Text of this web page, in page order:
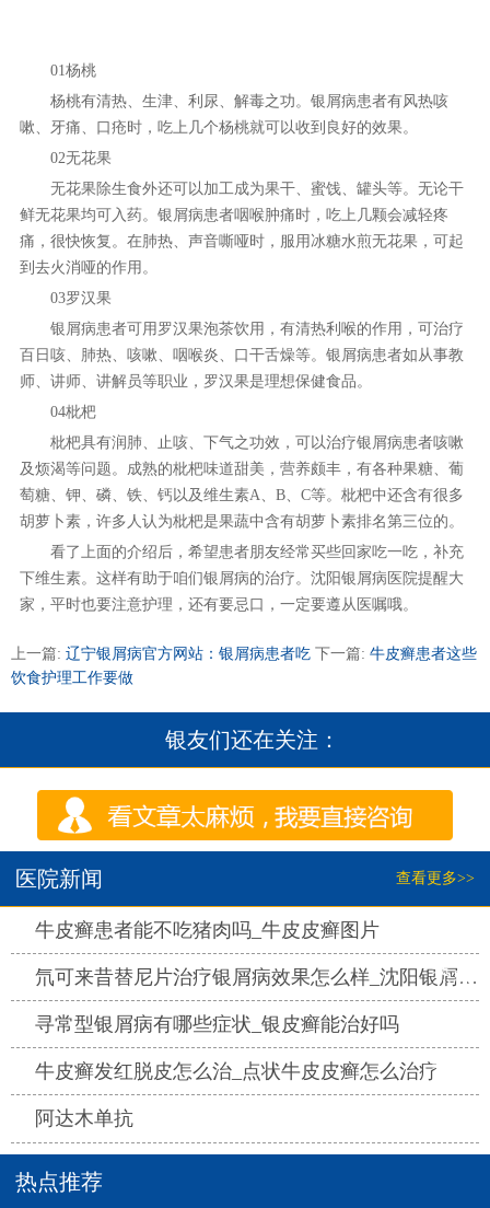
01杨桃
杨桃有清热、生津、利尿、解毒之功。银屑病患者有风热咳
嗽、牙痛、口疮时，吃上几个杨桃就可以收到良好的效果。
02无花果
无花果除生食外还可以加工成为果干、蜜饯、罐头等。无论干
鲜无花果均可入药。银屑病患者咽喉肿痛时，吃上几颗会减轻疼
痛，很快恢复。在肺热、声音嘶哑时，服用冰糖水煎无花果，可起
到去火消哑的作用。
03罗汉果
银屑病患者可用罗汉果泡茶饮用，有清热利喉的作用，可治疗
百日咳、肺热、咳嗽、咽喉炎、口干舌燥等。银屑病患者如从事教
师、讲师、讲解员等职业，罗汉果是理想保健食品。
04枇杷
枇杷具有润肺、止咳、下气之功效，可以治疗银屑病患者咳嗽
及烦渴等问题。成熟的枇杷味道甜美，营养颇丰，有各种果糖、葡
萄糖、钾、磷、铁、钙以及维生素A、B、C等。枇杷中还含有很多
胡萝卜素，许多人认为枇杷是果蔬中含有胡萝卜素排名第三位的。
看了上面的介绍后，希望患者朋友经常买些回家吃一吃，补充
下维生素。这样有助于咱们银屑病的治疗。沈阳银屑病医院提醒大
家，平时也要注意护理，还有要忌口，一定要遵从医嘱哦。
上一篇: 辽宁银屑病官方网站：银屑病患者吃 下一篇: 牛皮癣患者这些
饮食护理工作要做
银友们还在关注：
医院新闻 查看更多>>
牛皮癣患者能不吃猪肉吗_牛皮皮癣图片
氘可来昔替尼片治疗银屑病效果怎么样_沈阳银屑病医院哪家好
热点
寻常型银屑病有哪些症状_银皮癣能治好吗
牛皮癣发红脱皮怎么治_点状牛皮皮癣怎么治疗热点
阿达木单抗
热点推荐